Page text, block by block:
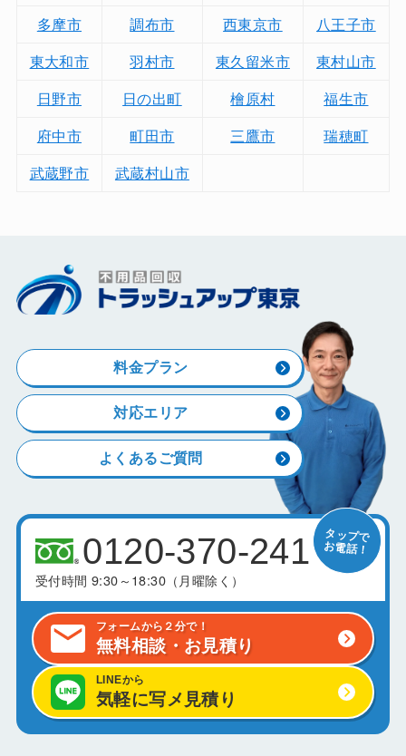
多摩市
調布市 西東京市
八王子市
東大和市
羽村市 東久留米市
東村山市
日野市
日の出町 檜原村
福生市
府中市
町田市 三鷹市
瑞穂町
武蔵野市
武蔵村山市
料金プラン
対応エリア
よくあるご質問
0120-370-241
受付時間 9:30～18:30（月曜除く）
フォームから２分で！
無料相談・お見積り
LINEから
気軽に写メ見積り